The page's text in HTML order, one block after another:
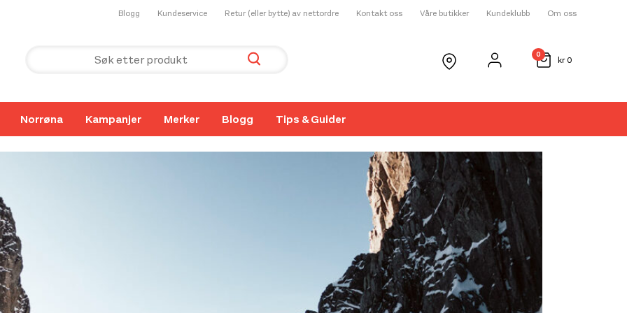
Blogg Kundeservice Retur (eller bytte) av nettordre Kontakt oss Våre butikker Kundeklubb Om oss
kr0
0
Norrøna Kampanjer Merker Blogg Tips & Guider